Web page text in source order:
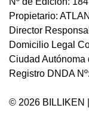
Propietario:
Director
Domicilio Legal
Ciudad Autónoma
Registro DNDA
© 2026 BILLIKEN